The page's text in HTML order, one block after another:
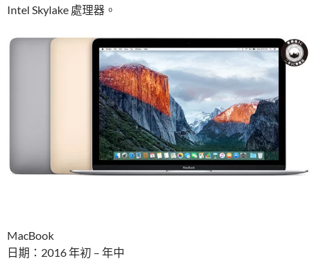
Intel Skylake 處理器。
MacBook
日期：2016 年初 – 年中